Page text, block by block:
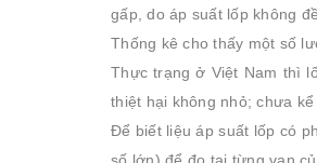
gấp, do áp suất lốp không
Thống kê cho thấy một số
Thực trạng ở Việt Nam thì
thiệt hại không nhỏ; chưa
Để biết liệu áp suất lốp có